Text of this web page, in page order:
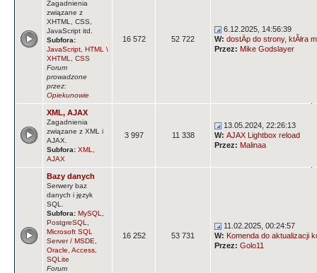
Zagadnienia
związane z
XHTML, CSS,
JavaScript itd.
Subfora:
JavaScript HTML \
XHTML
CSS
Forum
prowadzone
przez:
Opiekunowie
16 572 52 722
6.12.2025, 14:56:39
W: dostÄp do strony, ktĂłra
Przez: Mike Godslayer
XML, AJAX
Zagadnienia
związane z XML i
AJAX.
Subfora: XML
AJAX
3 997 11 338
13.05.2024, 22:26:13
W: AJAX Lightbox reload
Przez: Malinaa
Bazy danych
Serwery baz
danych i język
SQL.
Subfora: MySQL
PostgreSQL
Microsoft SQL
Server / MSDE
Oracle Access
SQLite
Forum
16 252 53 731
11.02.2025, 00:24:57
W: Komenda do aktualizacji
Przez: Golo11